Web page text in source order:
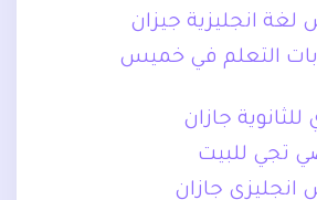
انجليزية جيزان
التعلم في خميس
جازان
تجي للبيت
جازان